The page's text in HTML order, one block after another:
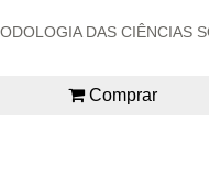
DAS CIÊNCIAS
Comprar